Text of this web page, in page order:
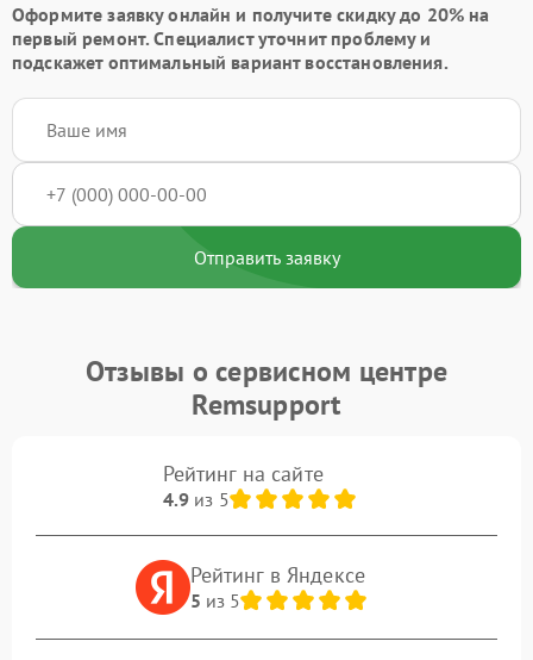
Оформите заявку онлайн и получитескидку до 20% на
первый ремонт. Специалист уточнит проблему и
подскажет оптимальный вариант восстановления.
Отправить заявку
Отзывы о сервисном центре
Remsupport
Рейтинг на сайте
4.9из 5
Рейтинг в Яндексе
5 из 5